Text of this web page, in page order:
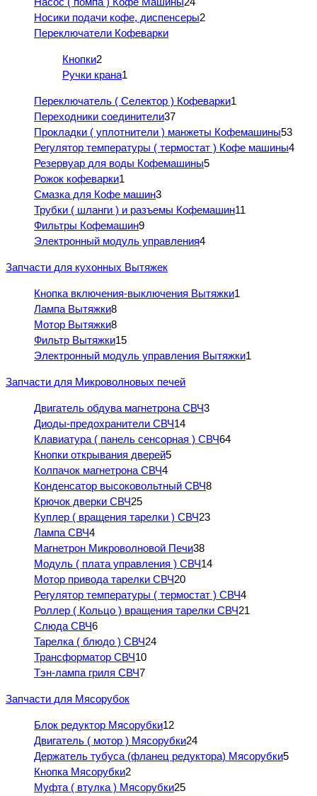
Носики подачи кофе, диспенсеры2
Переключатели Кофеварки
Кнопки2
Ручки крана1
Переключатель ( Селектор ) Кофеварки1
Переходники соединители37
Прокладки ( уплотнители ) манжеты Кофемашины53
Регулятор температуры ( термостат ) Кофе машины4
Резервуар для воды Кофемашины5
Рожок кофеварки1
Смазка для Кофе машин3
Трубки ( шланги ) и разъемы Кофемашин11
Фильтры Кофемашин9
Электронный модуль управления4
Запчасти для кухонных Вытяжек
Кнопка включения-выключения Вытяжки1
Лампа Вытяжки8
Мотор Вытяжки8
Фильтр Вытяжки15
Электронный модуль управления Вытяжки1
Запчасти для Микроволновых печей
Двигатель обдува магнетрона СВЧ3
Диоды-предохранители СВЧ14
Клавиатура ( панель сенсорная ) СВЧ64
Кнопки открывания дверей5
Колпачок магнетрона СВЧ4
Конденсатор высоковольтный СВЧ8
Крючок дверки СВЧ25
Куплер ( вращения тарелки ) СВЧ23
Лампа СВЧ4
Магнетрон Микроволновой Печи38
Модуль ( плата управления ) СВЧ14
Мотор привода тарелки СВЧ20
Регулятор температуры ( термостат ) СВЧ4
Роллер ( Кольцо ) вращения тарелки СВЧ21
Слюда СВЧ6
Тарелка ( блюдо ) СВЧ24
Трансформатор СВЧ10
Тэн-лампа гриля СВЧ7
Запчасти для Мясорубок
Блок редуктор Мясорубки12
Двигатель ( мотор ) Мясорубки24
Держатель тубуса (фланец редуктора) Мясорубки5
Кнопка Мясорубки2
Муфта ( втулка ) Мясорубки25